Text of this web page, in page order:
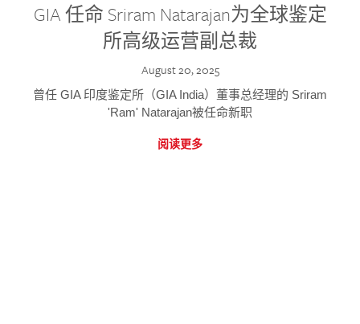
GIA 任命 Sriram Natarajan为全球鉴定
所高级运营副总裁
August 20, 2025
曾任 GIA 印度鉴定所（GIA India）董事总经理的 Sriram
'Ram' Natarajan被任命新职
阅读更多